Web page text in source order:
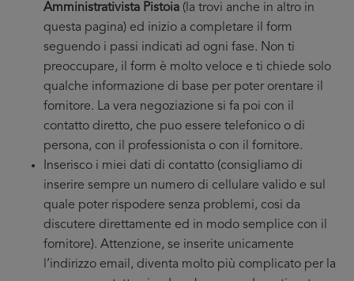
Amministrativista Pistoia (la trovi anche in altro in
questa pagina) ed inizio a completare il form
seguendo i passi indicati ad ogni fase. Non ti
preoccupare, il form è molto veloce e ti chiede solo
qualche informazione di base per poter orentare il
fornitore. La vera negoziazione si fa poi con il
contatto diretto, che puo essere telefonico o di
persona, con il professionista o con il fornitore.
Inserisco i miei dati di contatto (consigliamo di
inserire sempre un numero di cellulare valido e sul
quale poter rispodere senza problemi, cosi da
discutere direttamente ed in modo semplice con il
fornitore). Attenzione, se inserite unicamente
l’indirizzo email, diventa molto più complicato per la